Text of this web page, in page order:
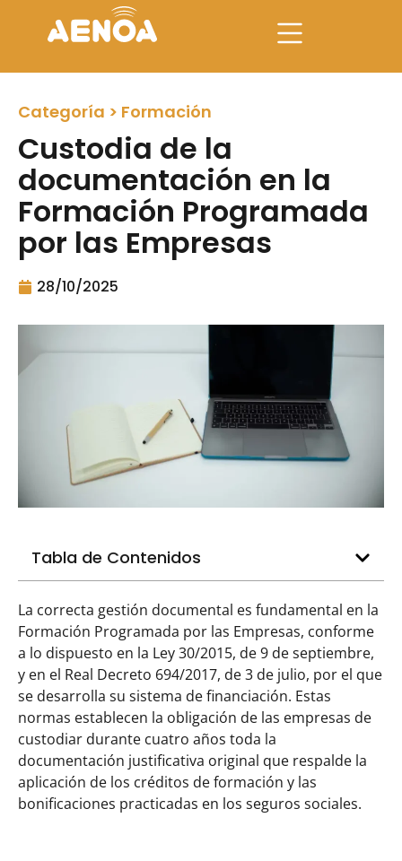
Categoría > Formación
Custodia de la
documentación en la
Formación Programada
por las Empresas
28/10/2025
Tabla de Contenidos
La correcta gestión documental es fundamental en la
Formación Programada por las Empresas, conforme
a lo dispuesto en la Ley 30/2015, de 9 de septiembre,
y en el Real Decreto 694/2017, de 3 de julio, por el que
se desarrolla su sistema de financiación. Estas
normas establecen la obligación de las empresas de
custodiar durante cuatro años toda la
documentación justificativa original que respalde la
aplicación de los créditos de formación y las
bonificaciones practicadas en los seguros sociales.